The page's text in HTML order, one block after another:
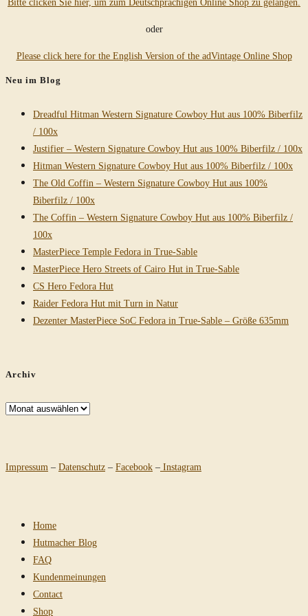
durchsuchen
oder
Please click here for the English Version of the adVintage Online Shop
Neu im Blog
Dreadful Hitman Western Signature Cowboy Hut aus 100% Biberfilz
/ 100x
Justifier – Western Signature Cowboy Hut aus 100% Biberfilz / 100x
Hitman Western Signature Cowboy Hut aus 100% Biberfilz / 100x
The Old Coffin – Western Signature Cowboy Hut aus 100%
Biberfilz / 100x
The Coffin – Western Signature Cowboy Hut aus 100% Biberfilz /
100x
MasterPiece Temple Fedora in True-Sable
MasterPiece Hero Streets of Cairo Hut in True-Sable
CS Hero Fedora Hut
Raider Fedora Hut mit Turn in Natur
Dezenter MasterPiece SoC Fedora in True-Sable – Größe 635mm
Archiv
Archiv
Impressum – Datenschutz – Facebook – Instagram
Home
Hutmacher Blog
FAQ
Kundenmeinungen
Contact
Shop